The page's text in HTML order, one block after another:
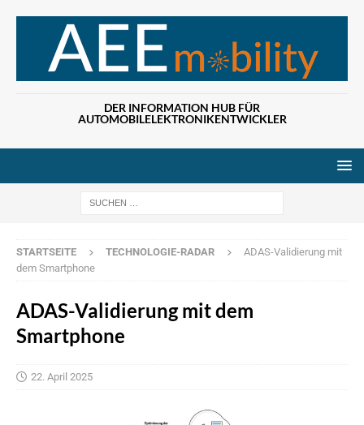
DER INFORMATION HUB FÜR
AUTOMOBILELEKTRONIKENTWICKLER
STARTSEITE TECHNOLOGIE-RADAR
ADAS-Validierung mit
dem Smartphone
ADAS-Validierung mit dem
Smartphone
22. April 2025